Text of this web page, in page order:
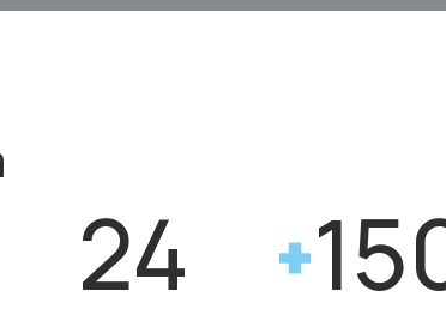
24